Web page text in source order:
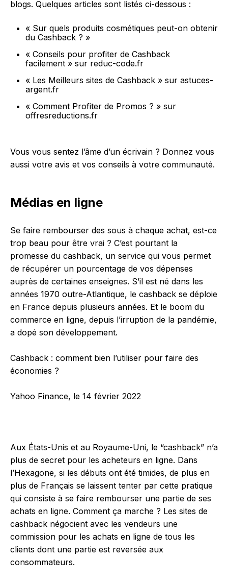
blogs. Quelques articles sont listés ci-dessous :
« Sur quels produits cosmétiques peut-on obtenir
du Cashback ? »
« Conseils pour profiter de Cashback
facilement » sur reduc-code.fr
« Les Meilleurs sites de Cashback » sur astuces-
argent.fr
« Comment Profiter de Promos ? » sur
offresreductions.fr
Vous vous sentez l’âme d’un écrivain ? Donnez vous
aussi votre avis et vos conseils à votre communauté.
Médias en ligne
Se faire rembourser des sous à chaque achat, est-ce
trop beau pour être vrai ? C’est pourtant la
promesse du cashback, un service qui vous permet
de récupérer un pourcentage de vos dépenses
auprès de certaines enseignes. S’il est né dans les
années 1970 outre-Atlantique, le cashback se déploie
en France depuis plusieurs années. Et le boom du
commerce en ligne, depuis l’irruption de la pandémie,
a dopé son développement.
Cashback : comment bien l’utiliser pour faire des
économies ?
Yahoo Finance, le 14 février 2022
Aux États-Unis et au Royaume-Uni, le “cashback” n’a
plus de secret pour les acheteurs en ligne. Dans
l’Hexagone, si les débuts ont été timides, de plus en
plus de Français se laissent tenter par cette pratique
qui consiste à se faire rembourser une partie de ses
achats en ligne. Comment ça marche ? Les sites de
cashback négocient avec les vendeurs une
commission pour les achats en ligne de tous les
clients dont une partie est reversée aux
consommateurs.